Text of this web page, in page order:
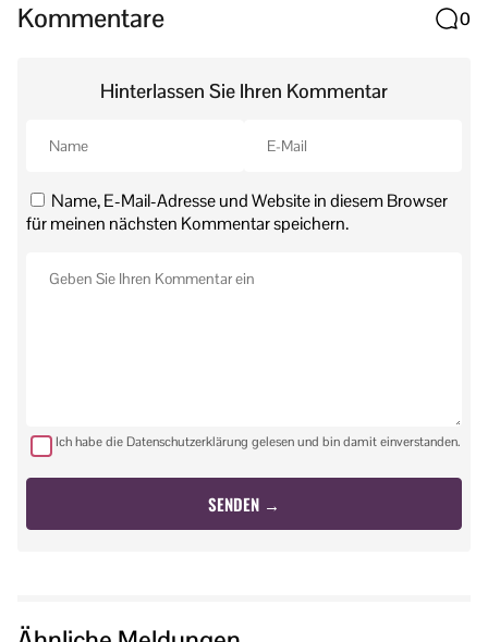
Kommentare 0
Hinterlassen Sie Ihren Kommentar
Name, E-Mail-Adresse und Website in diesem Browser
für meinen nächsten Kommentar speichern.
Ich habe die Datenschutzerklärung gelesen und bin damit einverstanden.